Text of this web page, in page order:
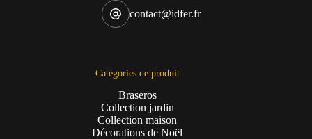
contact@idfer.fr
Catégories de produit
Braseros
Collection jardin
Collection maison
Décorations de Noël